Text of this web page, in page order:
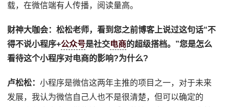
载，在微信端有人传播，阅读量高。
财神大咖会：松松老师，看到您之前博客上说过这句话“不
得不说小程序+公众号是社交电商的超级搭档。”您是怎么
看待这个小程序对电商的影响?为什么?
卢松松：小程序是微信这两年主推的项目之一，对于未来
发展，我认为微信自己人也不是很清楚，但可以确定的